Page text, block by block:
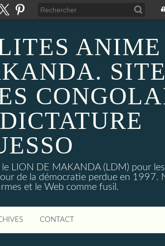
ANIME
SITE
LION DE MAKANDA (LDM) pour les
de la démocratie perdue en 1997.
et le Web comme fusil.
CONTACT